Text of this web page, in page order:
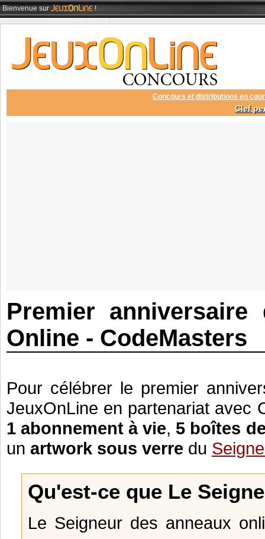
Bienvenue sur !
Concours et distributions en
Clef
Premier
Online - CodeMasters
Pour célébrer le premier
JeuxOnLine en partenariat avec
1 abonnement à vie, 5 boîtes
un artwork sous verre du
Qu'est-ce que Le
Le Seigneur des anneaux